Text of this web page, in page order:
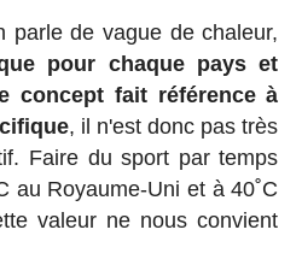
parle de vague de chaleur,
pour chaque pays et
concept fait référence à
, il n'est donc pas très
Faire du sport par temps
au Royaume-Uni et à 40˚C
valeur ne nous convient